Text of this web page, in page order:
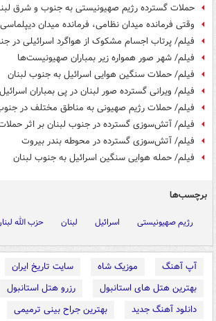
حملات گسترده رژیم صهیونیستی به جنوب و شرق
وقتی فرمانده میدان نظامی، فرمانده میدان
فیلم/ پرتاب اجسام مشکوک از هواگرد اسرائیلی در
فیلم/ شهر صور همواره زیر بمباران صهیونیست‌ها
فیلم/ حملات سنگین هوایی اسرائیل به جنوب لبنان
فیلم/ ویرانی گسترده صور لبنان در پی بمباران اسرائیل
فیلم/ حملات رژیم صهیونی به مناطق مختلف در
فیلم/ آتش‌سوزی گسترده در جنوب لبنان بر اثر حملات
فیلم/ آتش‌سوزی گسترده در محوطه بندر بیروت
فیلم/ حمله هوایی سنگین اسرائیل به جنوب لبنان
برچسب‌ها
رژیم صهیونیستی اسرائیل لبنان حزب الله
آپ آهنگ موزیک شاه
سایت تاریخ ایران
بهترین هتل های استانبول
رزرو هتل استانبول
دانلود آهنگ جدید
بهترین جراح بینی ترمیمی